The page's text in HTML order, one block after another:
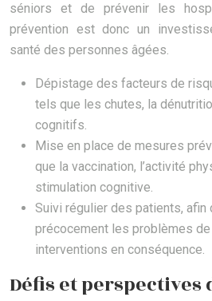
séniors et de prévenir les
prévention est donc un
santé des personnes âgées.
Dépistage des facteurs de
tels que les chutes, la
cognitifs.
Mise en place de mesures
que la vaccination, l’activité
stimulation cognitive.
Suivi régulier des patients, afin
précocement les problèmes de
interventions en conséquence.
Défis et perspectives